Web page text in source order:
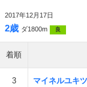
2017年12月17日
2歳 ダ1800m 良
着順
3 マイネルユキ